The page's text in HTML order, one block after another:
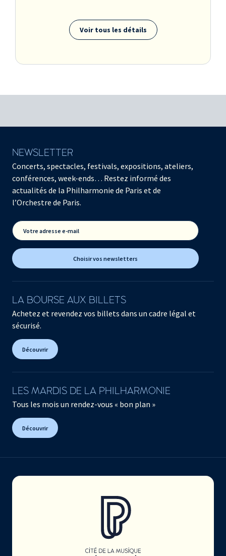
Voir tous les détails
NEWSLETTER
Concerts, spectacles, festivals, expositions, ateliers,
conférences, week-ends… Restez informé des
actualités de la Philharmonie de Paris et de
l’Orchestre de Paris.
Votre adresse e-mail
Choisir vos newsletters
LA BOURSE AUX BILLETS
Achetez et revendez vos billets dans un cadre légal et
sécurisé.
Découvrir
LES MARDIS DE LA PHILHARMONIE
Tous les mois un rendez-vous « bon plan »
Découvrir